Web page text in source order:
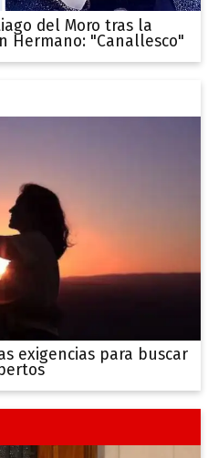
del Moro tras la
Hermano: "Canallesco"
exigencias para buscar